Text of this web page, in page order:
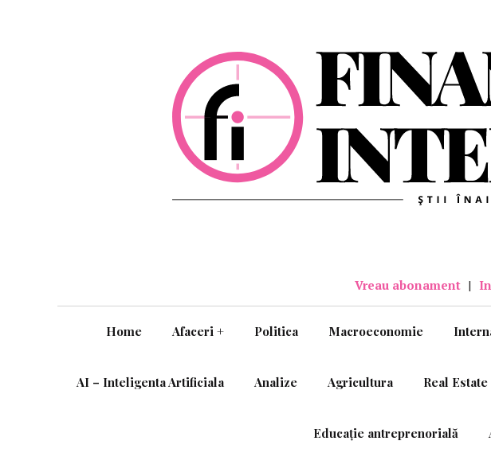
Vreau abonament |
Home Afaceri + Politica Macroeconomie
AI – Inteligenta Artificiala Analize Agricultura Real Estate
Educație antreprenorială